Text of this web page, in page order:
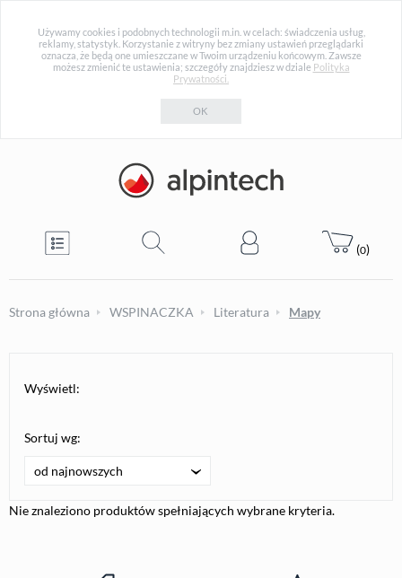
Używamy cookies i podobnych technologii m.in. w celach: świadczenia usług,
reklamy, statystyk. Korzystanie z witryny bez zmiany ustawień przeglądarki
oznacza, że będą one umieszczane w Twoim urządzeniu końcowym. Zawsze
możesz zmienić te ustawienia; szczegóły znajdziesz w dziale Polityka
Prywatności.
OK
(0)
Strona główna WSPINACZKA Literatura Mapy
Wyświetl:
Sortuj wg:
od najnowszych
Nie znaleziono produktów spełniających wybrane kryteria.